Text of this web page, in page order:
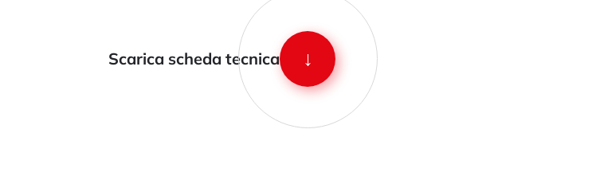
Scarica scheda tecnica ↓